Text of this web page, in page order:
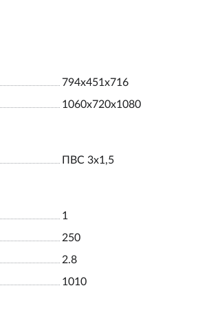
794x451x716
1060x720x1080
ПВС 3х1,5
1
250
2.8
1010